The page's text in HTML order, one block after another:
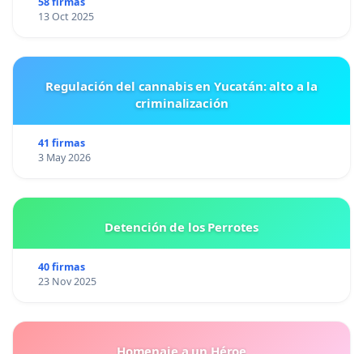
13 Oct 2025
Regulación del cannabis en Yucatán: alto a la
criminalización
41 firmas
3 May 2026
Detención de los Perrotes
40 firmas
23 Nov 2025
Homenaje a un Héroe